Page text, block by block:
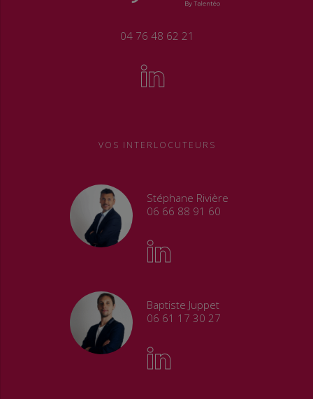
04 76 48 62 21
VOS INTERLOCUTEURS
Stéphane Rivière
06 66 88 91 60
Baptiste Juppet
06 61 17 30 27